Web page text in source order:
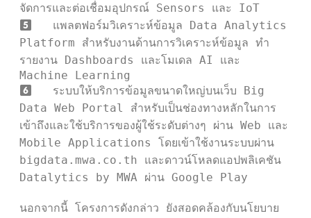
   แพลตฟอร์มวิเคราะห์ข้อมูล Data Analytics
Platform สำหรับงานด้านการวิเคราะห์ข้อมูล ทำ
รายงาน Dashboards และโมเดล AI และ
   ระบบให้บริการข้อมูลขนาดใหญ่บนเว็บ Big
Data Web Portal สำหรับเป็นช่องทางหลักในการ
เข้าถึงและใช้บริการของผู้ใช้ระดับต่างๆ ผ่าน Web และ
Mobile Applications โดยเข้าใช้งานระบบผ่าน
bigdata.mwa.co.th และดาวน์โหลดแอปพลิเคชัน
Datalytics by MWA ผ่าน Google Play
นอกจากนี้ โครงการดังกล่าว ยังสอดคล้องกับนโยบาย